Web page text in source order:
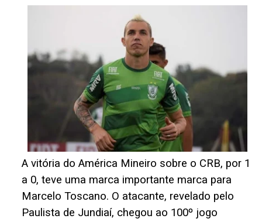
A vitória do América Mineiro sobre o CRB, por 1
a 0, teve uma marca importante marca para
Marcelo Toscano. O atacante, revelado pelo
Paulista de Jundiaí, chegou ao 100º jogo